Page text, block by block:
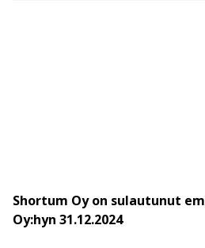
Shortum Oy on sulautunut
Oy:hyn 31.12.2024